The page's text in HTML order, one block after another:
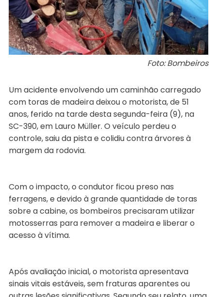
Foto: Bombeiros
Um acidente envolvendo um caminhão carregado
com toras de madeira deixou o motorista, de 51
anos, ferido na tarde desta segunda-feira (9), na
SC-390, em Lauro Müller. O veículo perdeu o
controle, saiu da pista e colidiu contra árvores à
margem da rodovia.
Com o impacto, o condutor ficou preso nas
ferragens, e devido à grande quantidade de toras
sobre a cabine, os bombeiros precisaram utilizar
motosserras para remover a madeira e liberar o
acesso à vítima.
Após avaliação inicial, o motorista apresentava
sinais vitais estáveis, sem fraturas aparentes ou